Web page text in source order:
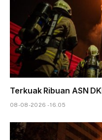
Terkuak Ribuan ASN
08-08-2026 - 16.05